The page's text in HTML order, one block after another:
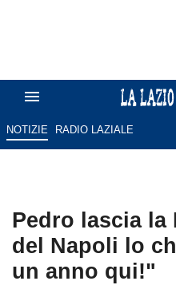
NOTIZIE RADIO LAZIALE
Pedro lascia
del Napoli lo
un anno qui!"